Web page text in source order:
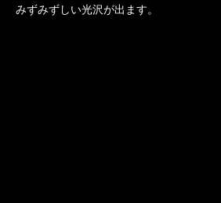
みずみずしい光沢が出ます。